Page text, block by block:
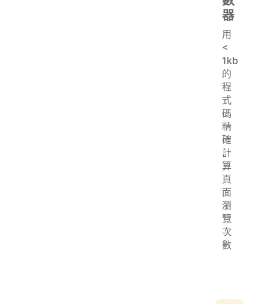
器
用
<
1kb
的
程
式
碼
精
確
計
算
頁
面
瀏
覽
次
數